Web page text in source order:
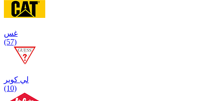
غس
(57)
لي كوبر
(10)